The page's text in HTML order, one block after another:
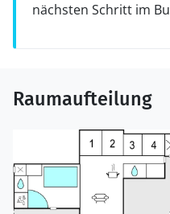
nächsten Schritt im
Raumaufteilung